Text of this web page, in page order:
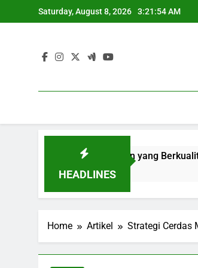
to
Saturday, August 8, 2026 3:21:55 AM
HEADLINES
Menuju Pengajaran yang Berkualitas
Home Artikel Strategi Cerdas